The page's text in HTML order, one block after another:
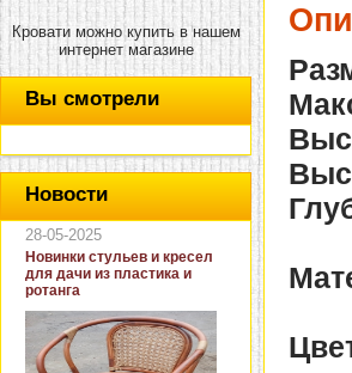
Кровати можно купить в нашем
интернет магазине
Вы смотрели
Новости
28-05-2025
Новинки стульев и кресел
для дачи из пластика и
ротанга